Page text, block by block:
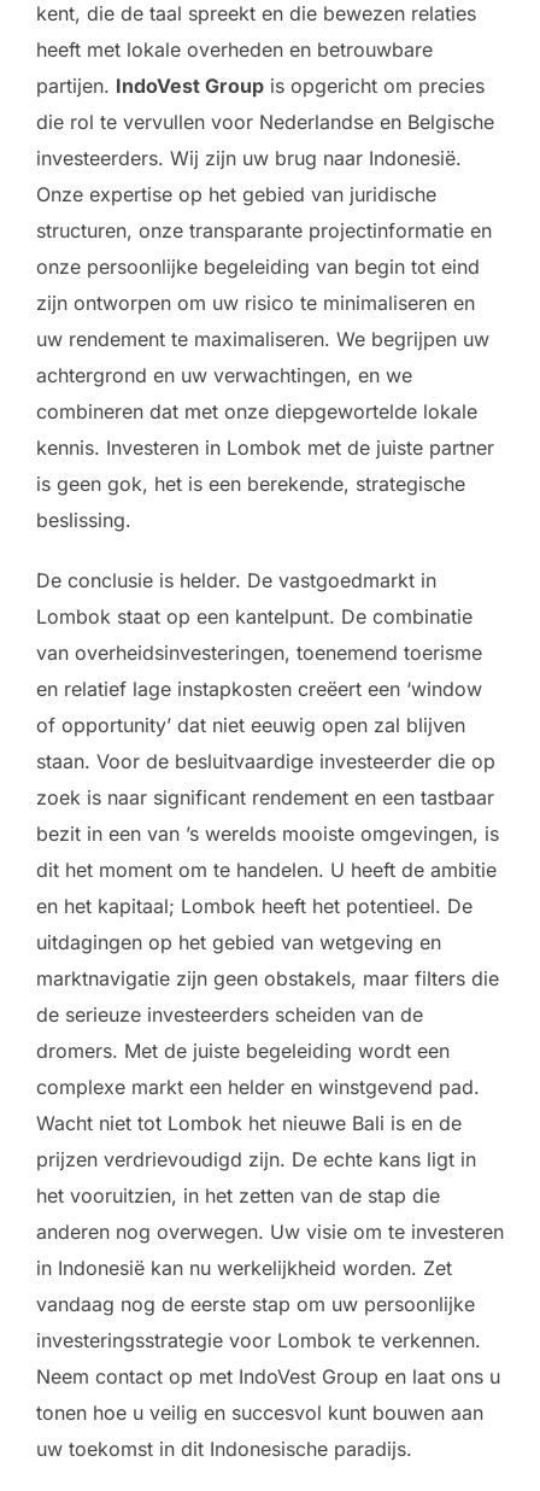
kent, die de taal spreekt en die bewezen relaties
heeft met lokale overheden en betrouwbare
partijen. IndoVest Group is opgericht om precies
die rol te vervullen voor Nederlandse en Belgische
investeerders. Wij zijn uw brug naar Indonesië.
Onze expertise op het gebied van juridische
structuren, onze transparante projectinformatie en
onze persoonlijke begeleiding van begin tot eind
zijn ontworpen om uw risico te minimaliseren en
uw rendement te maximaliseren. We begrijpen uw
achtergrond en uw verwachtingen, en we
combineren dat met onze diepgewortelde lokale
kennis. Investeren in Lombok met de juiste partner
is geen gok, het is een berekende, strategische
beslissing.
De conclusie is helder. De vastgoedmarkt in
Lombok staat op een kantelpunt. De combinatie
van overheidsinvesteringen, toenemend toerisme
en relatief lage instapkosten creëert een ‘window
of opportunity’ dat niet eeuwig open zal blijven
staan. Voor de besluitvaardige investeerder die op
zoek is naar significant rendement en een tastbaar
bezit in een van ’s werelds mooiste omgevingen, is
dit het moment om te handelen. U heeft de ambitie
en het kapitaal; Lombok heeft het potentieel. De
uitdagingen op het gebied van wetgeving en
marktnavigatie zijn geen obstakels, maar filters die
de serieuze investeerders scheiden van de
dromers. Met de juiste begeleiding wordt een
complexe markt een helder en winstgevend pad.
Wacht niet tot Lombok het nieuwe Bali is en de
prijzen verdrievoudigd zijn. De echte kans ligt in
het vooruitzien, in het zetten van de stap die
anderen nog overwegen. Uw visie om te investeren
in Indonesië kan nu werkelijkheid worden. Zet
vandaag nog de eerste stap om uw persoonlijke
investeringsstrategie voor Lombok te verkennen.
Neem contact op met IndoVest Group en laat ons u
tonen hoe u veilig en succesvol kunt bouwen aan
uw toekomst in dit Indonesische paradijs.